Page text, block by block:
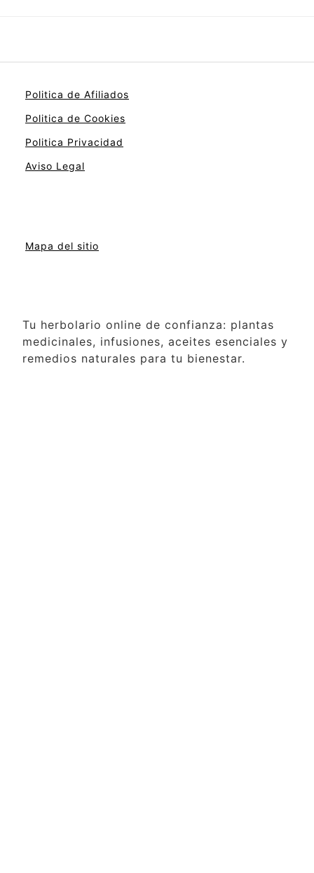
Politica de Afiliados
Politica de Cookies
Politica Privacidad
Aviso Legal
Mapa del sitio
Tu herbolario online de confianza: plantas
medicinales, infusiones, aceites esenciales y
remedios naturales para tu bienestar.